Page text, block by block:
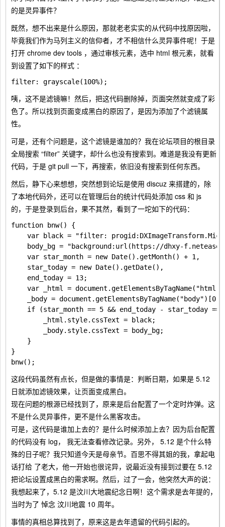
的是灵异事件？
既然，想不出来是什么原因，那就老老实实的从代码中找原因啦，
毕竟我们作为马列主义的信仰者，才不相信什么灵异事件呢！于是
打开 chrome dev tools ，通过审核元素，选中 html 根元素，就看
到设置了如下的样式 ：
咦，这不是滤镜嘛！然后，把这代码删除掉，页面突然就变成了彩
色了。所以找到页面变成黑白的原因了，是因为添加了个滤镜属
性。
可是，还有个问题是，这个滤镜是谁加的？我在论坛项目的根目录
全局搜索 “filter” 关键字，却什么也没有搜索到。难道是我没有更新
代码，于是 git pull 一下，再搜索，依旧没有搜索到任何东西。
然后，静下心来想想，突然想到论坛是使用 discuz 来搭建的，除
了本地代码外，还可以在管理后台的统计代码处添加 css 和 js
的，于是登录到后台，果不其然，看到了一坨如下的代码：
function bnw() {
var black = "filter:
body_bg = "background:url(https://dhxy-
    var star_month = new Date().getMonth() + 1,
    star_today = new Date().getDate(),
    end_today = 13;
var _html =
    _body = document.getElementsByTagName("body")[0];
if (star_month == 5 && end_today - star_today ==
        _html.style.cssText = black;
        _body.style.cssText = body_bg;
    }
}
这段代码虽然有点长，但是做的事情是：判断日期，如果是 5.12
日就添加滤镜效果，让页面变成黑白。
现在问题的根源已经找到了，原来是后台配置了一个定时炸弹。这
不是什么灵异事件，更不是什么黑客攻击。
可是，这代码是谁加上去的？是什么时候添加上去？因为后台配置
的代码没有 log， 我无法查看修改记录。另外， 5.12 是个什么特
殊的日子呢？我只知道今天是母亲节。百思不得其姐的我，拿起电
话打给 了老大，他一开始也很诧异，说最近没有接到过要在 5.12
把论坛设置成黑白的需求啊。然后，过了一会，他突然大声的说：
我想起来了，5.12 是汶川大地震纪念日啊！这个需求是去年提的，
当时为了 悼念 汶川地震 10 周年。
事情的真相总算找到了，原来这是去年遗留的代码引起的。